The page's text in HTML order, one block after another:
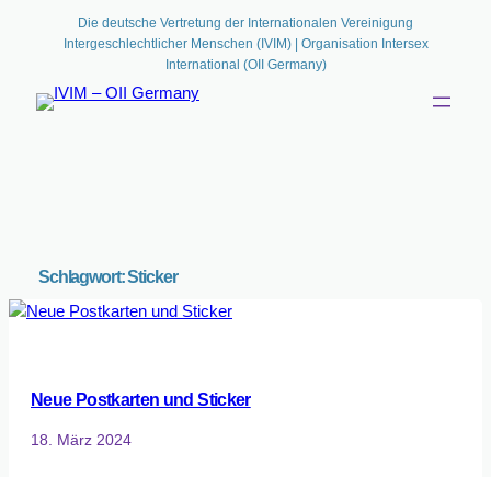
Die deutsche Vertretung der Internationalen Vereinigung
Intergeschlechtlicher Menschen (IVIM) | Organisation Intersex
International (OII Germany)
Schlagwort:Sticker
Neue Postkarten und Sticker
18. März 2024